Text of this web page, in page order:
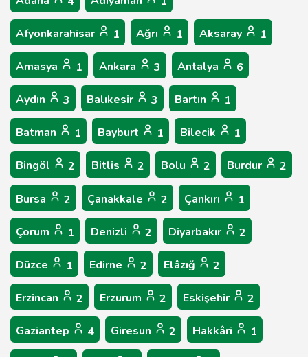
Afyonkarahisar 1 Ağrı 1 Aksaray 1
Amasya 1 Ankara 3 Antalya 6
Aydın 3 Balıkesir 3 Bartın 1
Batman 1 Bayburt 1 Bilecik 1
Bingöl 2 Bitlis 2 Bolu 2 Burdur 2
Bursa 2 Çanakkale 2 Çankırı 1
Çorum 1 Denizli 2 Diyarbakır 2
Düzce 1 Edirne 2 Elâzığ 2
Erzincan 2 Erzurum 2 Eskişehir 2
Gaziantep 4 Giresun 2 Hakkâri 1